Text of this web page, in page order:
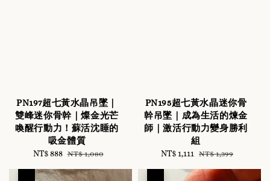
PN197超七黃水晶吊墜｜
雙峰迷你骨幹｜燦金光芒
喚醒行動力！蘇活沈睡的
吸金體質
Sale
NT$ 888 Regular
NT$ 1,080
PN195超七黃水晶迷你骨
幹吊墜｜成為生活的煉金
師｜激活行動力變身勝利
組
Sale
NT$ 1,111 Regular
NT$ 1,399